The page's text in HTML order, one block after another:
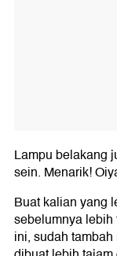
Lampu belakang
sein. Menarik!
Buat kalian yang
sebelumnya lebih
ini, sudah